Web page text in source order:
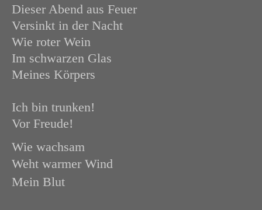
Dieser Abend aus Feuer
Versinkt in der Nacht
Wie roter Wein
Im schwarzen Glas
Meines Körpers
Ich bin trunken!
Vor Freude!
Wie wachsam
Weht warmer Wind
Mein Blut